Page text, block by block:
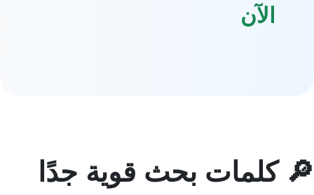
الآن
🔎 كلمات بحث قوية جدًا